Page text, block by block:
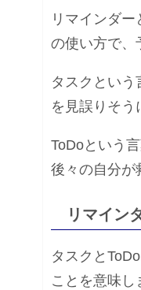
リマインダ
の使い方で、
タスクとい
を見誤りそう
ToDoという
後々の自分が
リマイン
タスクと
ことを意味